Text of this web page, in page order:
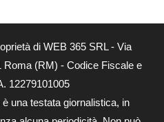
di WEB 365 SRL - Via
Roma (RM) - Codice Fiscale e
12279101005
una testata giornalistica, in